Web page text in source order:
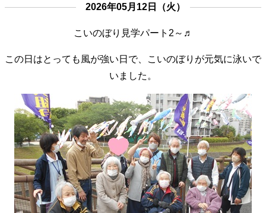
2026年05月12日（火）
こいのぼり見学パート2～♬
この日はとっても風が強い日で、こいのぼりが元気に泳いで
いました。